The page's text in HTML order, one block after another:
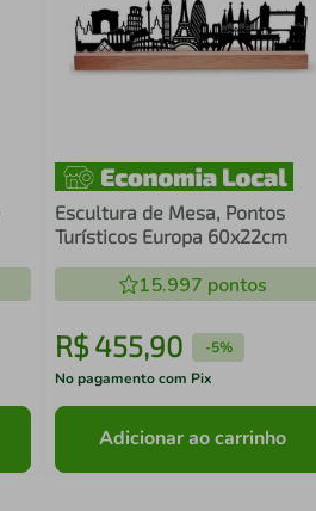
Escultura de Mesa, Pontos
Turísticos Europa 60x22cm
15.997 pontos
R$ 455,90 -5%
No pagamento com Pix
Adicionar ao carrinho